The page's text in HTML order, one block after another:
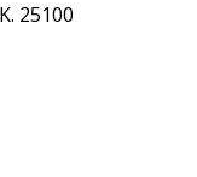
25100